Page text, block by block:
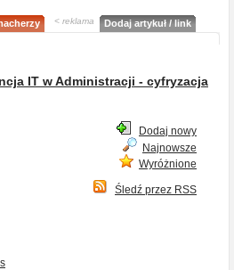
< reklama Dodaj artykuł / link
IT w Administracji - cyfryzacja
Dodaj nowy
Najnowsze
Wyróżnione
Śledź przez RSS